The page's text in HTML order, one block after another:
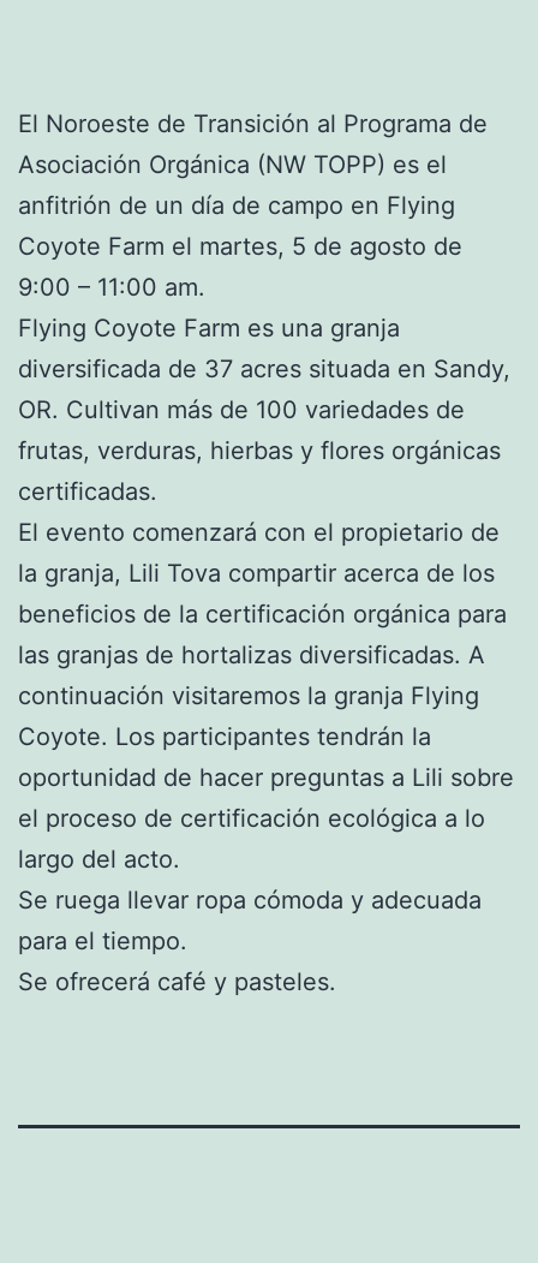
El Noroeste de Transición al Programa de
Asociación Orgánica (NW TOPP) es el
anfitrión de un día de campo en Flying
Coyote Farm el martes, 5 de agosto de
9:00 – 11:00 am.
Flying Coyote Farm es una granja
diversificada de 37 acres situada en Sandy,
OR. Cultivan más de 100 variedades de
frutas, verduras, hierbas y flores orgánicas
certificadas.
El evento comenzará con el propietario de
la granja, Lili Tova compartir acerca de los
beneficios de la certificación orgánica para
las granjas de hortalizas diversificadas. A
continuación visitaremos la granja Flying
Coyote. Los participantes tendrán la
oportunidad de hacer preguntas a Lili sobre
el proceso de certificación ecológica a lo
largo del acto.
Se ruega llevar ropa cómoda y adecuada
para el tiempo.
Se ofrecerá café y pasteles.